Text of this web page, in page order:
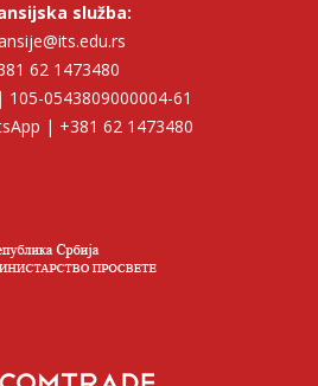
služba:
62 1473480
0543809000004-61
| +381 62 1473480